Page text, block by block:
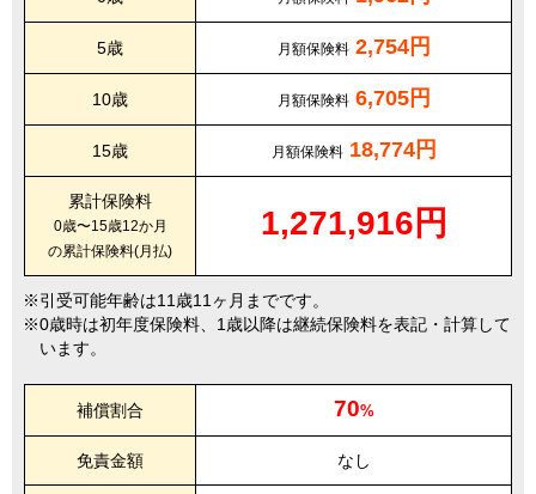
5歳 月額保険料 2,754円
10歳 月額保険料 6,705円
15歳 月額保険料 18,774円
累計保険料
0歳〜15歳12か月
の累計保険料(月払)
1,271,916円
引受可能年齢は11歳11ヶ月までです。
0歳時は初年度保険料、1歳以降は継続保険料を表記・計算して
います。
補償割合 70%
免責金額 なし